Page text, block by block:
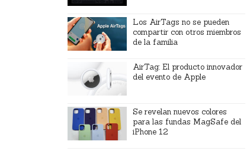
Los AirTags no se pueden
compartir con otros miembros
de la familia
AirTag: El producto innovador
del evento de Apple
Se revelan nuevos colores
para las fundas MagSafe del
iPhone 12